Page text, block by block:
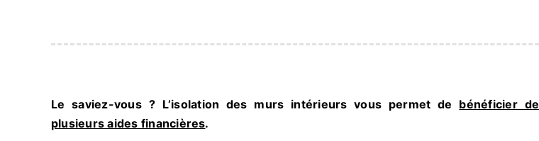
Le saviez-vous ? L’isolation des murs intérieurs vous permet de bénéficier de
plusieurs aides financières.